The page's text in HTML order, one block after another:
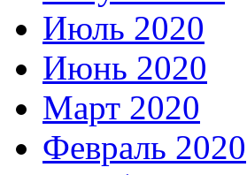
Июль 2020
Июнь 2020
Март 2020
Февраль 2020